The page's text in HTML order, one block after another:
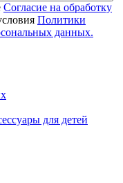
Согласие на обработку
Политики
данных.
для детей